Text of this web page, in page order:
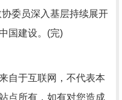
委员深入基层持续展开
国建设。(完)
自于互联网，不代表本
点所有，如有对您造成